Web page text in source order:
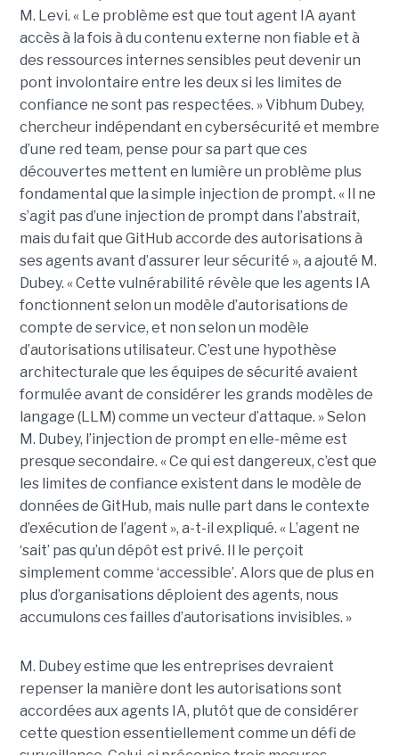
M. Levi. « Le problème est que tout agent IA ayant
accès à la fois à du contenu externe non fiable et à
des ressources internes sensibles peut devenir un
pont involontaire entre les deux si les limites de
confiance ne sont pas respectées. » Vibhum Dubey,
chercheur indépendant en cybersécurité et membre
d’une red team, pense pour sa part que ces
découvertes mettent en lumière un problème plus
fondamental que la simple injection de prompt. « Il ne
s’agit pas d’une injection de prompt dans l’abstrait,
mais du fait que GitHub accorde des autorisations à
ses agents avant d’assurer leur sécurité », a ajouté M.
Dubey. « Cette vulnérabilité révèle que les agents IA
fonctionnent selon un modèle d’autorisations de
compte de service, et non selon un modèle
d’autorisations utilisateur. C’est une hypothèse
architecturale que les équipes de sécurité avaient
formulée avant de considérer les grands modèles de
langage (LLM) comme un vecteur d’attaque. » Selon
M. Dubey, l’injection de prompt en elle-même est
presque secondaire. « Ce qui est dangereux, c’est que
les limites de confiance existent dans le modèle de
données de GitHub, mais nulle part dans le contexte
d’exécution de l’agent », a-t-il expliqué. « L’agent ne
‘sait’ pas qu’un dépôt est privé. Il le perçoit
simplement comme ‘accessible’. Alors que de plus en
plus d’organisations déploient des agents, nous
accumulons ces failles d’autorisations invisibles. »
M. Dubey estime que les entreprises devraient
repenser la manière dont les autorisations sont
accordées aux agents IA, plutôt que de considérer
cette question essentiellement comme un défi de